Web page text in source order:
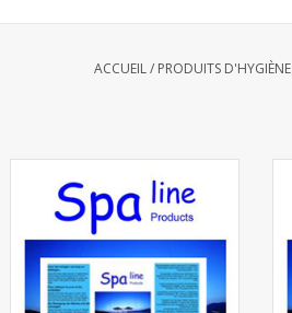
ACCUEIL/ PRODUITS D'HYGIÈNE
AJOUTER AU PANIER